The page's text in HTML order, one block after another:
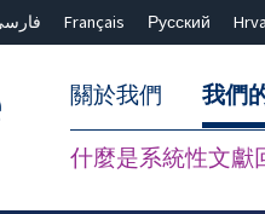
Français Русский
關於我們 我們
什麼是系統性文獻